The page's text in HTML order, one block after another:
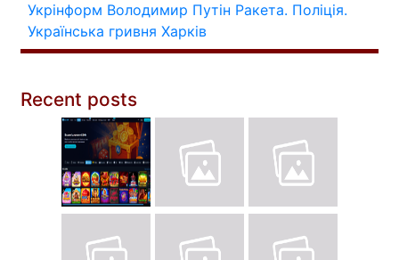
Укрінформ Володимир Путін Ракета. Поліція.
Українська гривня Харків
Recent posts